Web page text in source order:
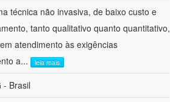
técnica não invasiva, de baixo custo e
tanto qualitativo quanto quantitativo,
atendimento às exigências
a... leia mais
- Brasil